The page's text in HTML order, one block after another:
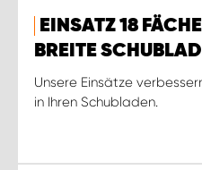
EINSATZ 18
BREITE
Unsere Einsätze
in Ihren Schubladen.